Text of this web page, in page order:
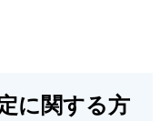
に関する方